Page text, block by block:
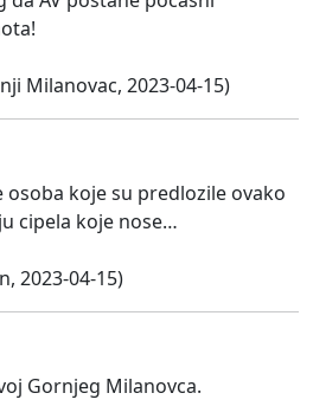
Milanovac, 2023-04-15)
koje su predlozile ovako
cipela koje nose…
2023-04-15)
Gornjeg Milanovca.